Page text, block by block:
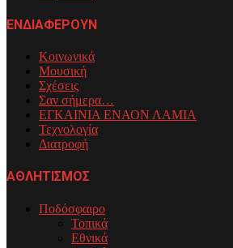
ΕΝΔΙΑΦΕΡΟΥΝ
Κοινωνικά
Μουσική
Σχέσεις
Σαν σήμερα…
ΕΓΚΑΙΝΙΑ ΕΝΑΟΝ ΛΑΜΙΑ
Τεχνολογία
Διατροφή
ΑΘΛΗΤΙΣΜΟΣ
Ποδόσφαιρο
Τοπικά
Εθνικά